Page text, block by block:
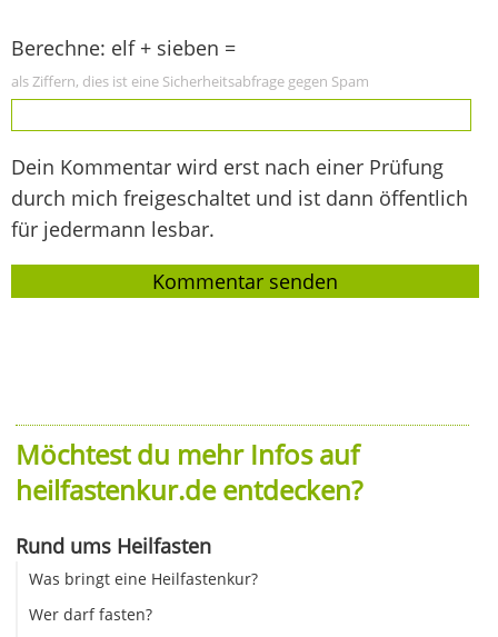
Berechne: elf + sieben =
als Ziffern, dies ist eine Sicherheitsabfrage gegen Spam
Dein Kommentar wird erst nach einer Prüfung
durch mich freigeschaltet und ist dann öffentlich
für jedermann lesbar.
Möchtest du mehr Infos auf
heilfastenkur.de entdecken?
Rund ums Heilfasten
Was bringt eine Heilfastenkur?
Wer darf fasten?